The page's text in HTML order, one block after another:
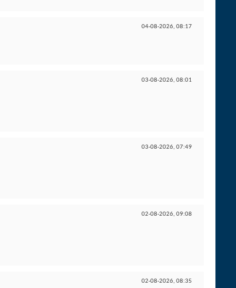
04-08-2026, 08:17
03-08-2026, 08:01
03-08-2026, 07:49
02-08-2026, 09:08
02-08-2026, 08:35